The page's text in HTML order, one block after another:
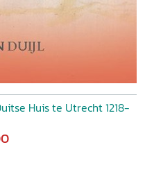
Huis te Utrecht 1218-